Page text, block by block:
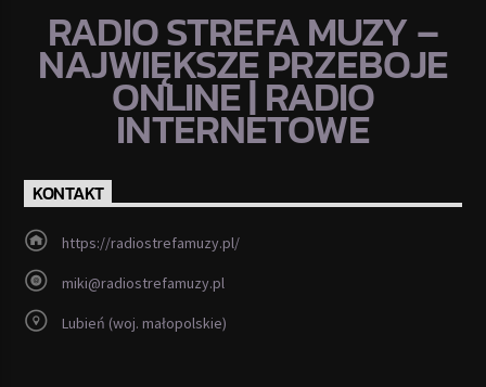
RADIO STREFA MUZY –
NAJWIĘKSZE PRZEBOJE
ONLINE | RADIO
INTERNETOWE
KONTAKT
https://radiostrefamuzy.pl/
miki@radiostrefamuzy.pl
Lubień (woj. małopolskie)